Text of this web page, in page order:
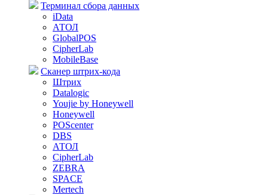
Терминал сбора данных
iData
АТОЛ
GlobalPOS
CipherLab
MobileBase
Сканер штрих-кода
Штрих
Datalogic
Youjie by Honeywell
Honeywell
POScenter
DBS
АТОЛ
CipherLab
ZEBRA
SPACE
Mertech